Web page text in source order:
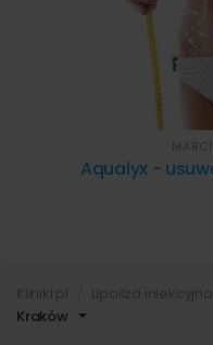
Kraków
Aqualyx -